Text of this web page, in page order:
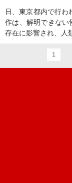
日、東京都内で行
作は、解明できない
存在に影響され、人
1